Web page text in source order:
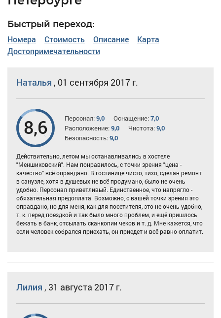
Быстрый переход:
Номера Стоимость Описание
Карта
Достопримечательности
Наталья , 01 сентября 2017 г.
8,6 Персонал:9,0 Оснащение:7,0
Расположение:9,0 Чистота:9,0
Безопасность:9,0
Действительно, летом мы останавливались в хостеле
"Меншиковский". Нам понравилось, с точки зрения "цена -
качество" всё оправдано. В гостинице чисто, тихо, сделан ремонт
в санузле, хотя в душевых не всё продумано, было не очень
удобно. Персонал приветливый. Единственное, что напрягло -
обязательная предоплата. Возможно, с вашей точки зрения это
оправдано, но для меня, как для посетителя, это не очень удобно,
т. к. перед поездкой и так было много проблем, и ещё пришлось
бежать в банк, отсылать сканкопии чеков и т. д. Мне кажется, что
если человек собрался приехать, он приедет и всё равно оплатит.
Лилия , 31 августа 2017 г.